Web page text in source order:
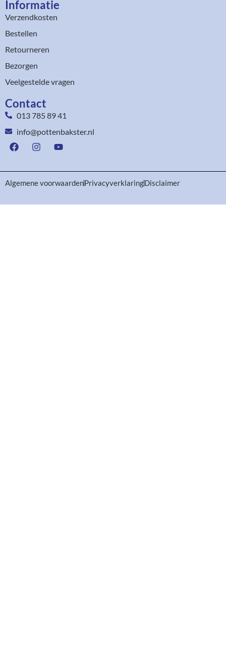
Informatie
Verzendkosten
Bestellen
Retourneren
Bezorgen
Veelgestelde vragen
Contact
013 785 89 41
info@pottenbakster.nl
Algemene voorwaardenPrivacyverklaringDisclaimer